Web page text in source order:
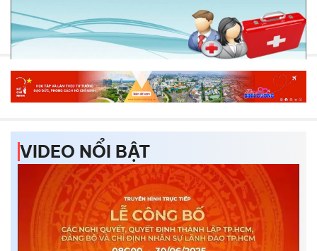
“A lô bác sĩ”: Các F0, F1 điều trị tại nhà như thế nào?
Mọi người cần làm gì để bảo vệ mình trong đại dịch?
VIDEO NỔI BẬT